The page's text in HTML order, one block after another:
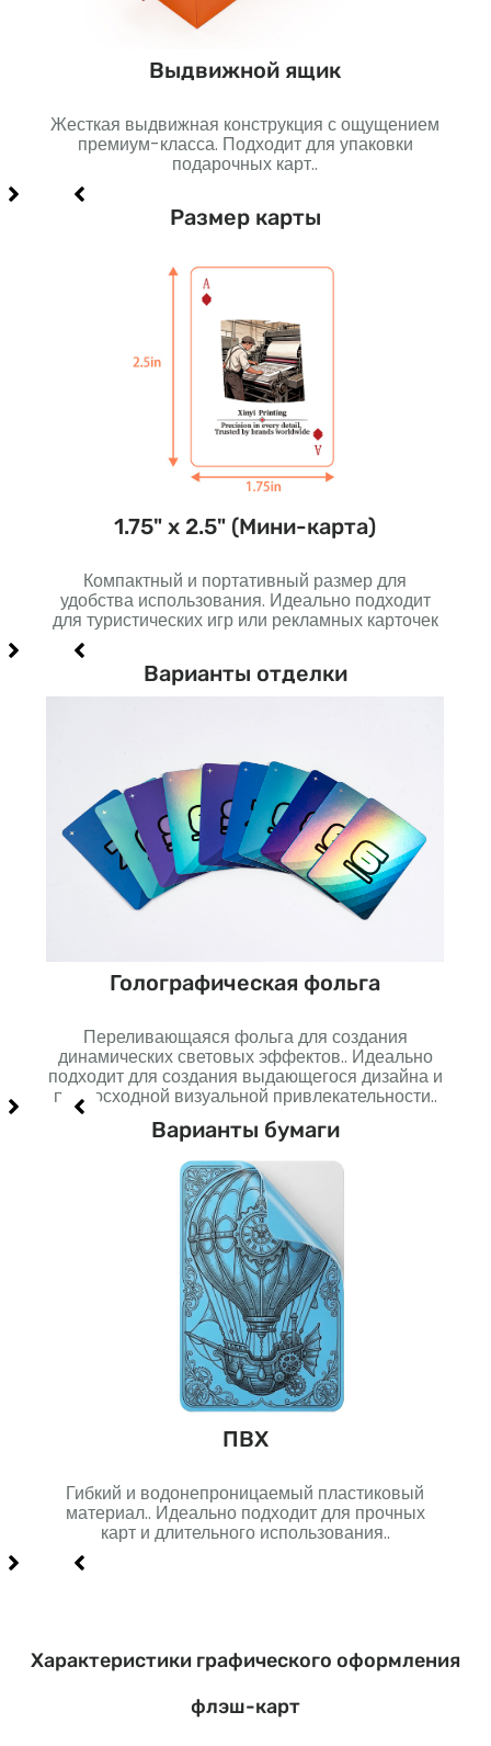
Выдвижной ящик
Жесткая выдвижная конструкция с ощущением
премиум-класса. Подходит для упаковки
подарочных карт..
Размер карты
1.75" х 2.5" (Мини-карта)
Компактный и портативный размер для
удобства использования. Идеально подходит
для туристических игр или рекламных карточек
Варианты отделки
Голографическая фольга
Переливающаяся фольга для создания
динамических световых эффектов.. Идеально
подходит для создания выдающегося дизайна и
превосходной визуальной привлекательности..
Варианты бумаги
ПВХ
Гибкий и водонепроницаемый пластиковый
материал.. Идеально подходит для прочных
карт и длительного использования..
Характеристики графического оформления
флэш-карт